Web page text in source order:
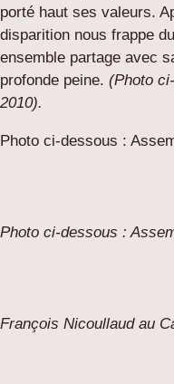
porté haut ses valeurs.
disparition nous frappe
ensemble partage avec
profonde peine. (Photo
2010).
Photo ci-dessous :
Photo ci-dessous :
François Nicoullaud au